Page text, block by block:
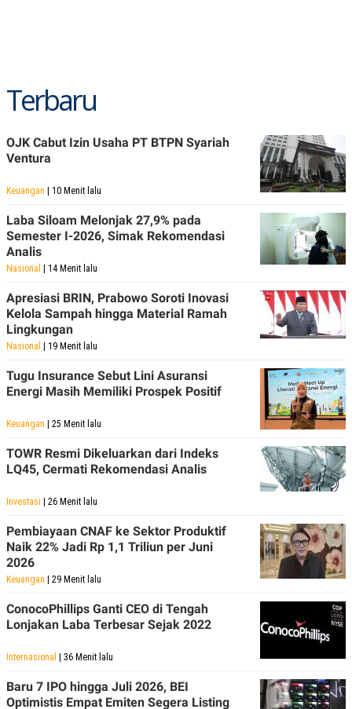
A
N
A
N
C
T
A
K
I
N
J
A
I
E
N
E
A
P
E
R
A
V
E
R
T
I
N
G
G
E
D
I
.
D
SITEMAPPROFILE
USE
PEDOMAN
SIBER
POLICY
Terbaru
OJK Cabut Izin Usaha PT BTPN Syariah
Ventura
Keuangan | 10 Menit lalu
Laba Siloam Melonjak 27,9% pada
Semester I-2026, Simak Rekomendasi
Analis
Nasional | 14 Menit lalu
Apresiasi BRIN, Prabowo Soroti Inovasi
Kelola Sampah hingga Material Ramah
Lingkungan
Nasional | 19 Menit lalu
Tugu Insurance Sebut Lini Asuransi
Energi Masih Memiliki Prospek Positif
Keuangan | 25 Menit lalu
TOWR Resmi Dikeluarkan dari Indeks
LQ45, Cermati Rekomendasi Analis
Investasi | 26 Menit lalu
Pembiayaan CNAF ke Sektor Produktif
Naik 22% Jadi Rp 1,1 Triliun per Juni
2026
Keuangan | 29 Menit lalu
ConocoPhillips Ganti CEO di Tengah
Lonjakan Laba Terbesar Sejak 2022
Internasional | 36 Menit lalu
Baru 7 IPO hingga Juli 2026, BEI
Optimistis Empat Emiten Segera Listing